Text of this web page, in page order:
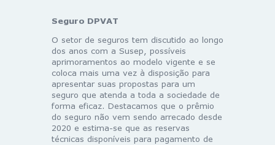
Seguro DPVAT
O setor de seguros tem discutido ao longo
dos anos com a Susep, possíveis
aprimoramentos ao modelo vigente e se
coloca mais uma vez à disposição para
apresentar suas propostas para um
seguro que atenda a toda a sociedade de
forma eficaz. Destacamos que o prêmio
do seguro não vem sendo arrecado desde
2020 e estima-se que as reservas
técnicas disponíveis para pagamento de